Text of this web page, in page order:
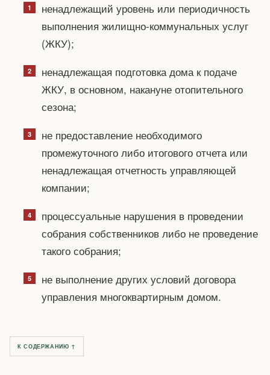
ненадлежащий уровень или периодичность
выполнения жилищно-коммунальных услуг
(ЖКУ);
ненадлежащая подготовка дома к подаче
ЖКУ, в основном, накануне отопительного
сезона;
не предоставление необходимого
промежуточного либо итогового отчета или
ненадлежащая отчетность управляющей
компании;
процессуальные нарушения в проведении
собрания собственников либо не проведение
такого собрания;
не выполнение других условий договора
управления многоквартирным домом.
К СОДЕРЖАНИЮ ↑